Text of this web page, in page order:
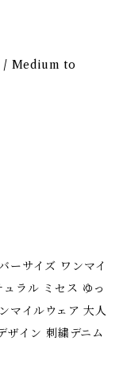
/ Medium to
ーサイズ ワンマイ
ラル ミセス ゆっ
マイルウェア 大人
ザイン 刺繍デニム